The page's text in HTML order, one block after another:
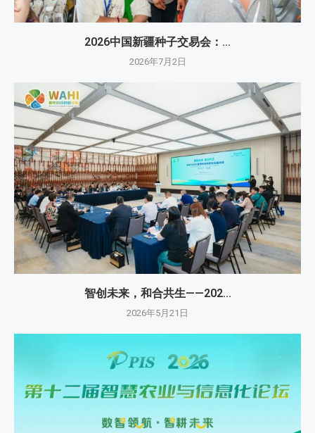
2026中国新疆种子交易会：...
2026年7月2日
智创未来，和合共生——202...
2026年5月21日